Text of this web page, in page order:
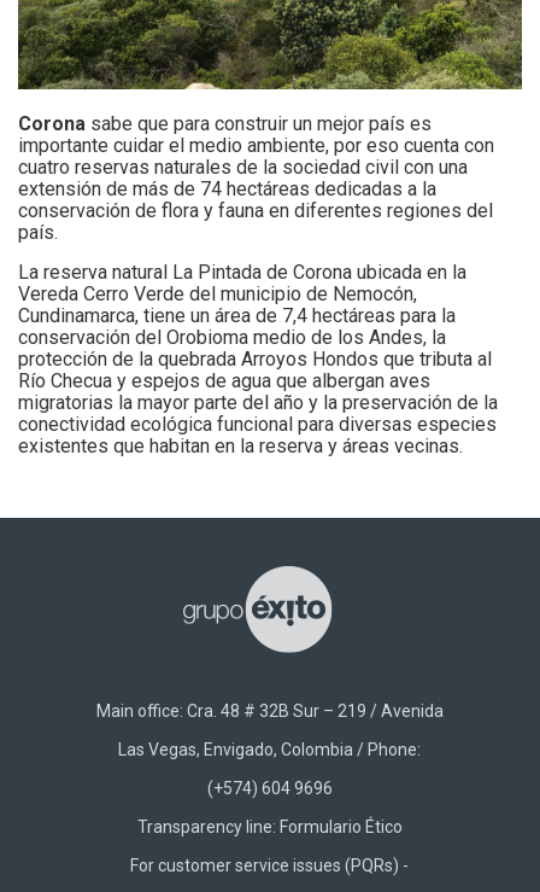
Corona sabe que para construir un mejor país es
importante cuidar el medio ambiente, por eso cuenta con
cuatro reservas naturales de la sociedad civil con una
extensión de más de 74 hectáreas dedicadas a la
conservación de flora y fauna en diferentes regiones del
país.
La reserva natural La Pintada de Corona ubicada en la
Vereda Cerro Verde del municipio de Nemocón,
Cundinamarca, tiene un área de 7,4 hectáreas para la
conservación del Orobioma medio de los Andes, la
protección de la quebrada Arroyos Hondos que tributa al
Río Checua y espejos de agua que albergan aves
migratorias la mayor parte del año y la preservación de la
conectividad ecológica funcional para diversas especies
existentes que habitan en la reserva y áreas vecinas.
Main office: Cra. 48 # 32B Sur – 219 / Avenida
Las Vegas, Envigado, Colombia / Phone:
(+574) 604 9696
Transparency line: Formulario Ético
For customer service issues (PQRs) -